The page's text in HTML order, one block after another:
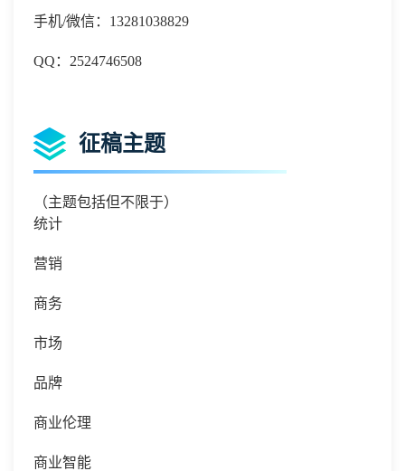
手机/微信： 13281038829
QQ： 2524746508
征稿主题
（主题包括但不限于）
统计
营销
商务
市场
品牌
商业伦理
商业智能